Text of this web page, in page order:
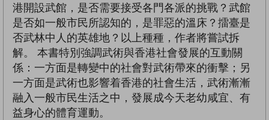
港開設武館，是否需要接受各門各派的挑戰？武館
是否如一般市民所認知的，是罪惡的溫床？擂臺是
否武林中人的英雄地？以上種種，作者將嘗試拆
解。 本書特別強調武術與香港社會發展的互動關
係：一方面是轉變中的社會對武術帶來的衝擊；另
一方面是武術也影響着香港的社會生活，武術漸漸
融入一般市民生活之中，發展成今天老幼咸宜、有
益身心的體育運動。